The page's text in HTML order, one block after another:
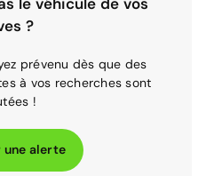
?
prévenu dès que des
à vos recherches sont
!
une alerte